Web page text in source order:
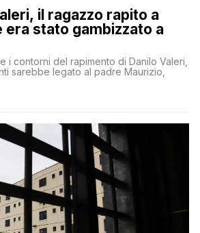
il ragazzo rapito a
era stato gambizzato a
i contorni del rapimento di Danilo Valeri,
sarebbe legato al padre Maurizio,